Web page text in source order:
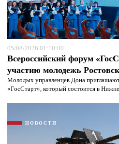
05/08/2026 01:10:00
Всероссийский форум
участию молодежь
Молодых управленцев Дона
«ГосСтарт», который состоится в
НОВОСТИ